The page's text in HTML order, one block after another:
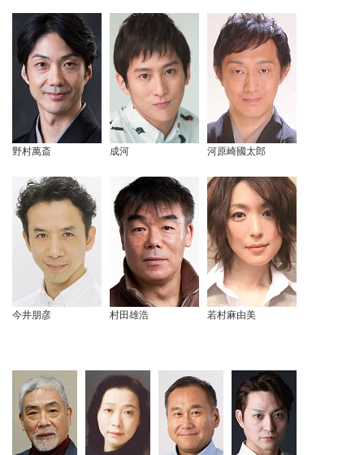
野村萬斎 成河 河原崎國太郎
今井朋彦 村田雄浩 若村麻由美